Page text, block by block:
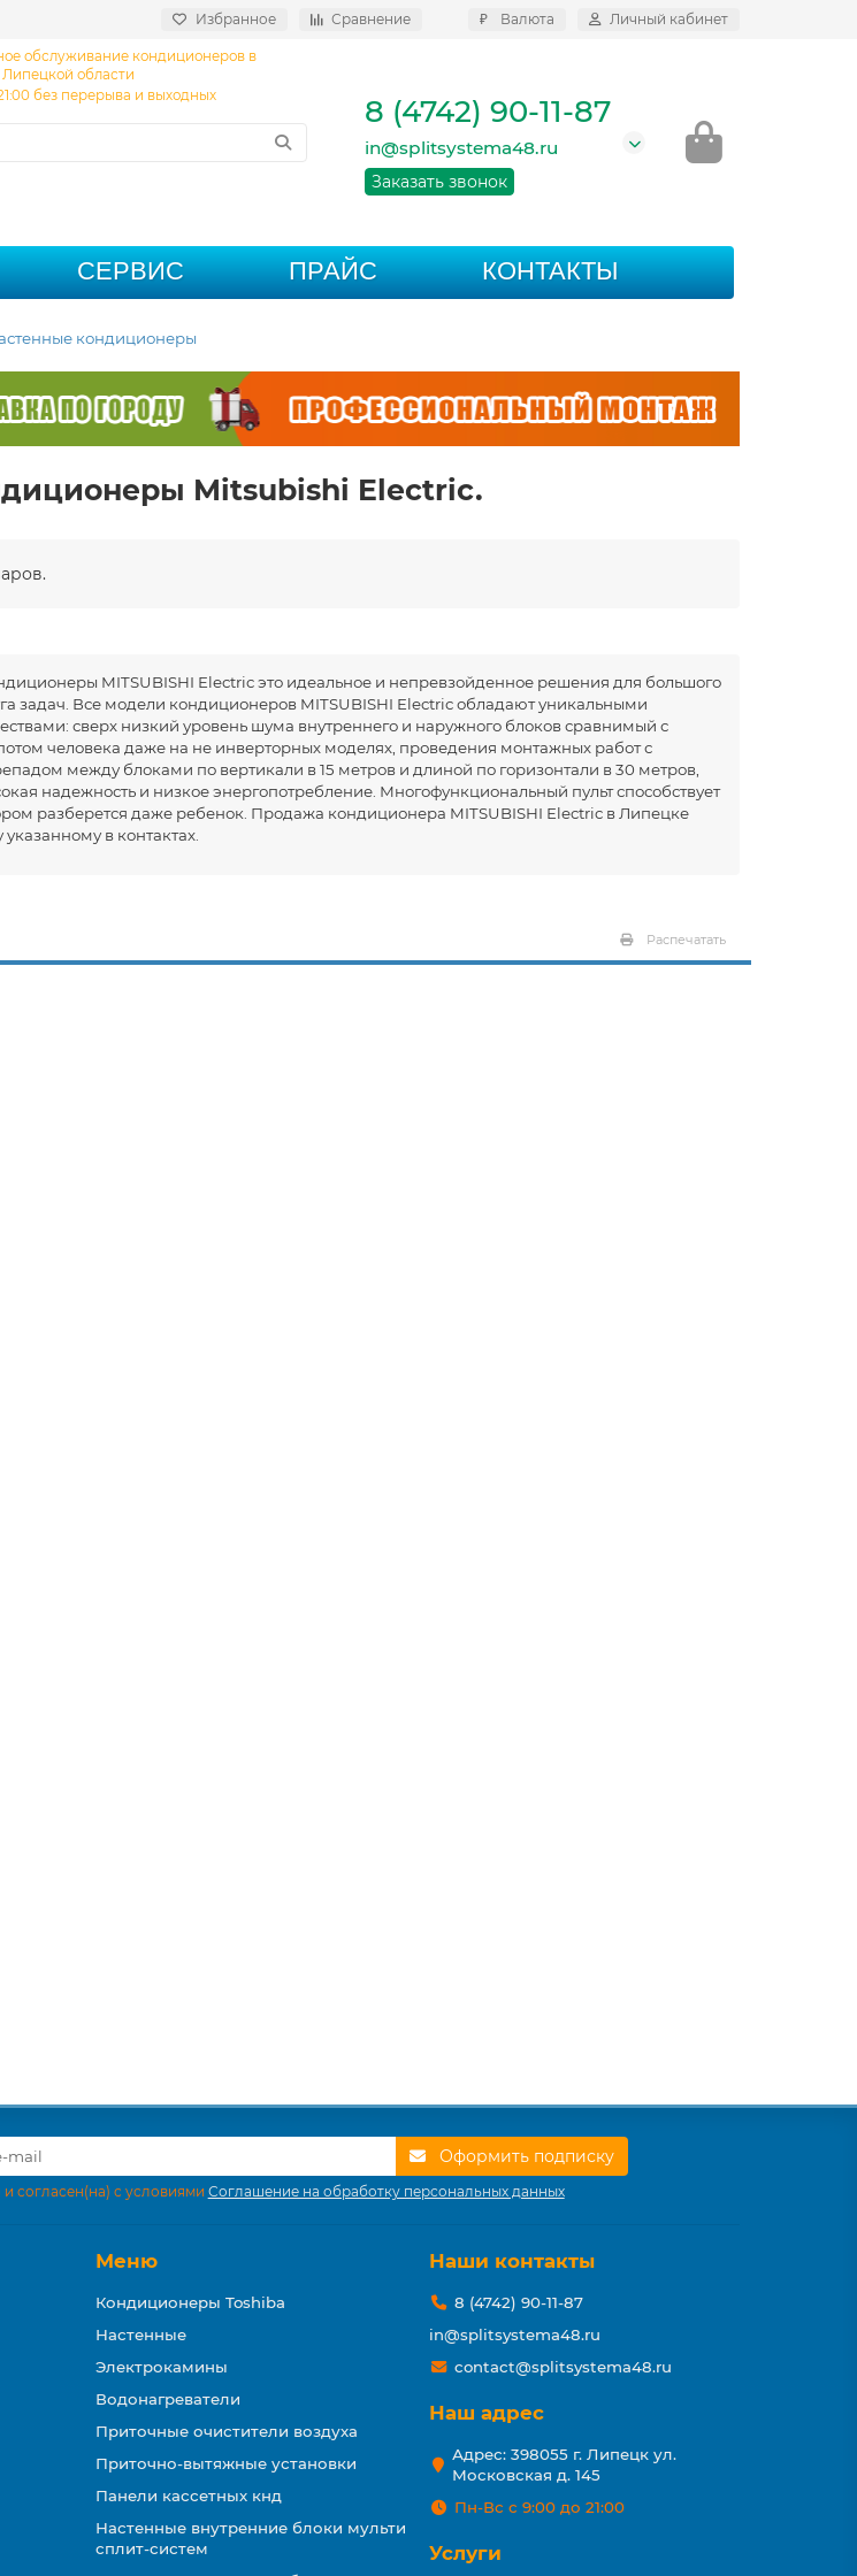
Избранное Сравнение ₽ Валюта Личный кабинет
обслуживание кондиционеров в
области
без перерыва и выходных
8 (4742) 90-11-87
in@splitsystema48.ru
Заказать звонок
СЕРВИС ПРАЙС КОНТАКТЫ
кондиционеры
Mitsubishi Electric.
MITSUBISHI Electric это идеальное и непревзойденное решения для большого
задач. Все модели кондиционеров MITSUBISHI Electric обладают уникальными
сверх низкий уровень шума внутреннего и наружного блоков сравнимый с
человека даже на не инверторных моделях, проведения монтажных работ с
между блоками по вертикали в 15 метров и длиной по горизонтали в 30 метров,
надежность и низкое энергопотребление. Многофункциональный пульт способствует
разберется даже ребенок. Продажа кондиционера MITSUBISHI Electric в Липецке
в контактах.
Распечатать
Оформить подписку
согласен(на) с условиями Соглашение на обработку персональных данных
Меню
Кондиционеры Toshiba
Настенные
Электрокамины
Водонагреватели
Приточные очистители воздуха
Приточно-вытяжные установки
Панели кассетных кнд
Настенные внутренние блоки мульти
сплит-систем
Наши контакты
8 (4742) 90-11-87
in@splitsystema48.ru
contact@splitsystema48.ru
Наш адрес
Адрес: 398055 г. Липецк ул.
Московская д. 145
Пн-Вс с 9:00 до 21:00
Услуги